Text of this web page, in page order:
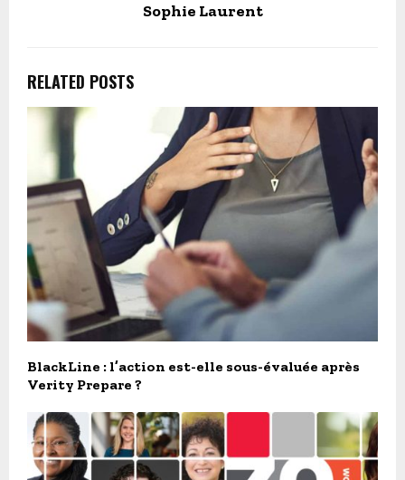
Sophie Laurent
RELATED POSTS
BlackLine : l’action est-elle sous-évaluée après
Verity Prepare ?